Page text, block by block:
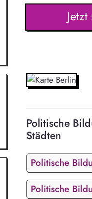
Politische
Städten
Politische
Politische